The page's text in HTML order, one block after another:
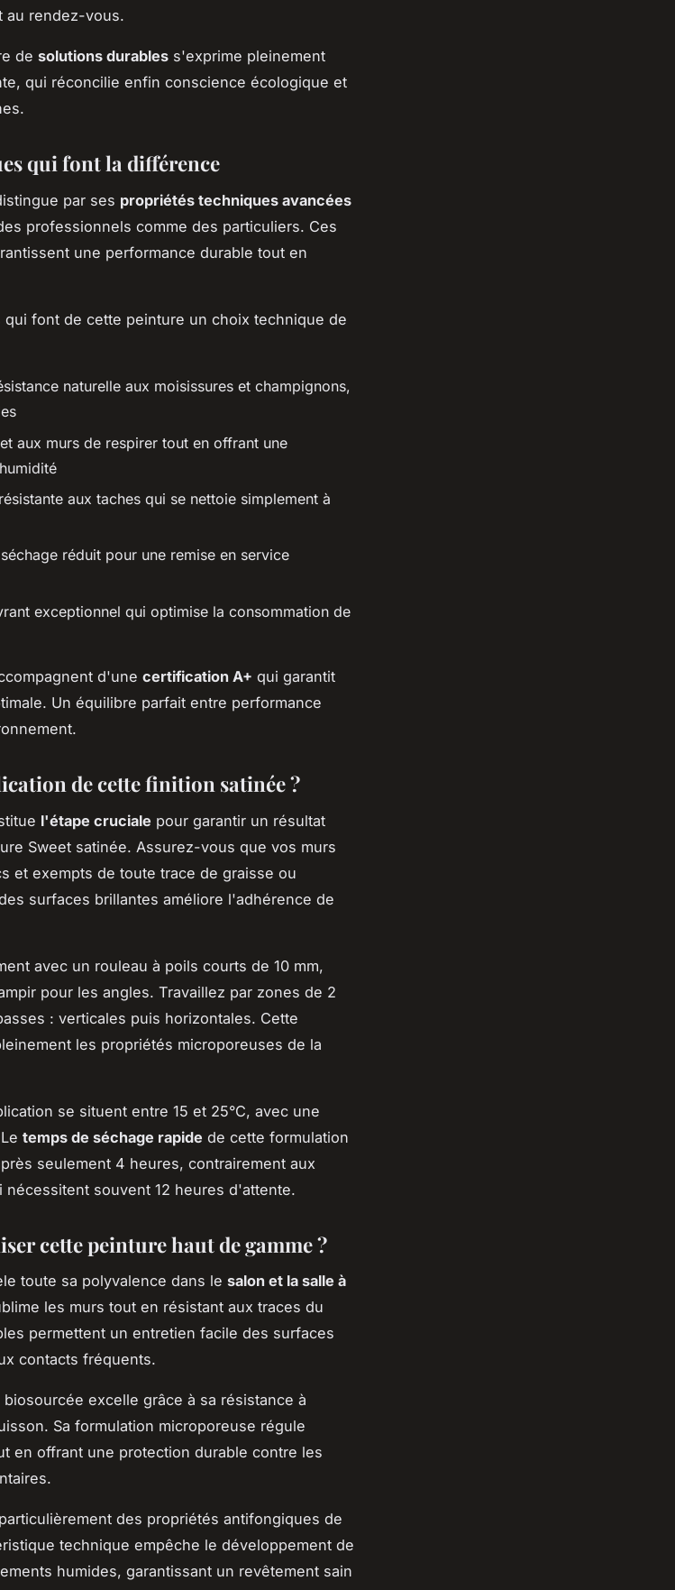
au rendez-vous.
de solutions durables s'exprime pleinement
qui réconcilie enfin conscience écologique et
qui font la différence
par ses propriétés techniques avancées
professionnels comme des particuliers. Ces
une performance durable tout en
font de cette peinture un choix technique de
naturelle aux moisissures et champignons,
aux murs de respirer tout en offrant une
aux taches qui se nettoie simplement à
réduit pour une remise en service
exceptionnel qui optimise la consommation de
d'une certification A+ qui garantit
Un équilibre parfait entre performance
de cette finition satinée ?
l'étape cruciale pour garantir un résultat
Sweet satinée. Assurez-vous que vos murs
et exempts de toute trace de graisse ou
surfaces brillantes améliore l'adhérence de
avec un rouleau à poils courts de 10 mm,
pour les angles. Travaillez par zones de 2
: verticales puis horizontales. Cette
les propriétés microporeuses de la
se situent entre 15 et 25°C, avec une
temps de séchage rapide de cette formulation
seulement 4 heures, contrairement aux
souvent 12 heures d'attente.
cette peinture haut de gamme ?
toute sa polyvalence dans le salon et la salle à
les murs tout en résistant aux traces du
permettent un entretien facile des surfaces
contacts fréquents.
excelle grâce à sa résistance à
Sa formulation microporeuse régule
en offrant une protection durable contre les
des propriétés antifongiques de
technique empêche le développement de
humides, garantissant un revêtement sain